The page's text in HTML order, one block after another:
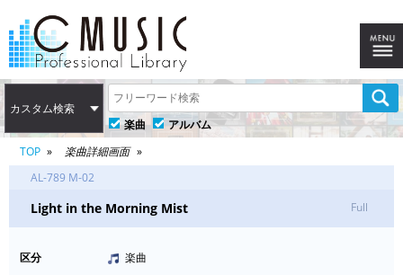
カスタム検索
楽曲
アルバム
TOP
楽曲詳細画面
AL-789 M-02
Light in the Morning Mist Full
区分
楽曲